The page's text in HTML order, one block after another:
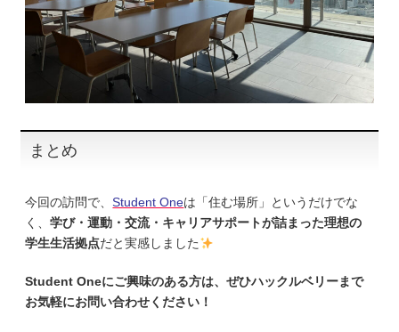
まとめ
今回の訪問で、Student Oneは「住む場所」というだけでな
く、学び・運動・交流・キャリアサポートが詰まった理想の
学生生活拠点だと実感しました
Student Oneにご興味のある方は、ぜひハックルベリーまで
お気軽にお問い合わせください！